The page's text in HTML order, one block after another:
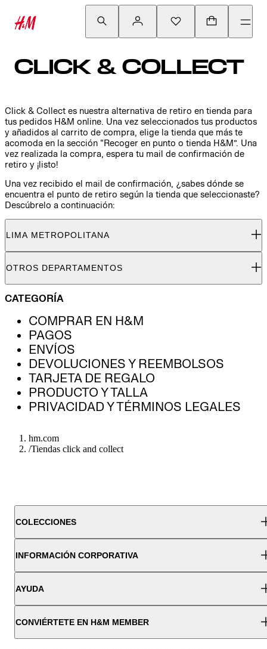
CLICK & COLLECT
Click & Collect es nuestra alternativa de retiro en tienda para
tus pedidos H&M online. Una vez seleccionados tus productos
y añadidos al carrito de compra, elige la tienda que más te
acomoda en la sección “Recoger en punto o tienda H&M”. Una
vez realizada la compra, espera tu mail de confirmación de
retiro y ¡listo!
Una vez recibido el mail de confirmación, ¿sabes dónde se
encuentra el punto de retiro según la tienda que seleccionaste?
Descúbrelo a continuación:
LIMA METROPOLITANA
OTROS DEPARTAMENTOS
CATEGORÍA
COMPRAR EN H&M
PAGOS
ENVÍOS
DEVOLUCIONES Y REEMBOLSOS
TARJETA DE REGALO
PRODUCTO Y TALLA
PRIVACIDAD Y TÉRMINOS LEGALES
hm.com
/Tiendas click and collect
COLECCIONES
INFORMACIÓN CORPORATIVA
AYUDA
CONVIÉRTETE EN H&M MEMBER